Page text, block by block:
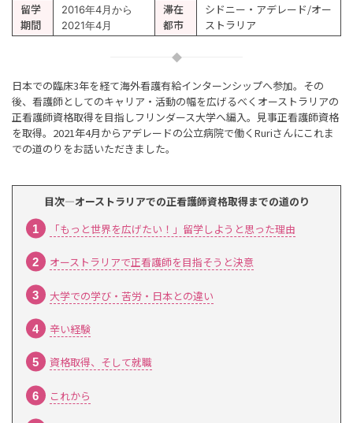
留学
期間
2016年4月から
2021年4月
滞在
都市
シドニー・アデレード/オー
ストラリア
日本での臨床3年を経て海外看護有給インターンシップへ参加。その
後、看護師としてのキャリア・活動の幅を広げるべくオーストラリアの
正看護師資格取得を目指しフリンダース大学へ編入。見事正看護師資格
を取得。2021年4月からアデレードの公立病院で働くRuriさんにこれま
での道のりをお話いただきました。
目次―オーストラリアでの正看護師資格取得までの道のり
「もっと世界を広げたい！」留学しようと思った理由
オーストラリアで正看護師を目指そうと決意
大学での学び・苦労・日本との違い
辛い経験
資格取得、そして就職
これから